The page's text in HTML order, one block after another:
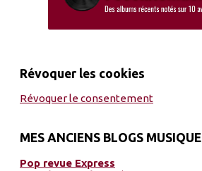
Révoquer les cookies
Révoquer le consentement
MES ANCIENS BLOGS MUSIQUE
Pop revue Express